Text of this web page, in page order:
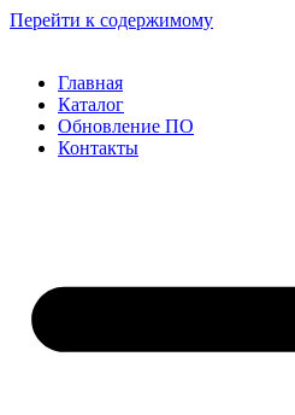
Перейти к содержимому
Главная
Каталог
Обновление ПО
Контакты